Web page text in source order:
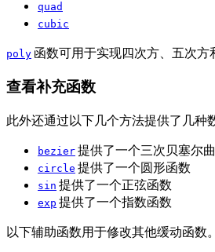
quad
cubic
poly 函数可用于实现四次方、五次方
查看补充函数
此外还通过以下几个方法提供了几种
bezier 提供了一个三次贝塞尔
circle 提供了一个圆形函数
sin 提供了一个正弦函数
exp 提供了一个指数函数
以下辅助函数用于修改其他缓动函数。